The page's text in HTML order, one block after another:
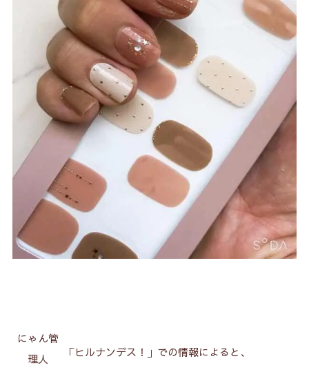
にゃん管
理人
「ヒルナンデス！」での情報によると、